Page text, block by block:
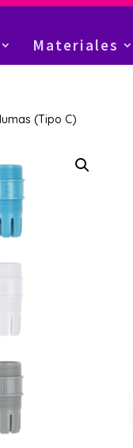
Materiales
(Tipo C)